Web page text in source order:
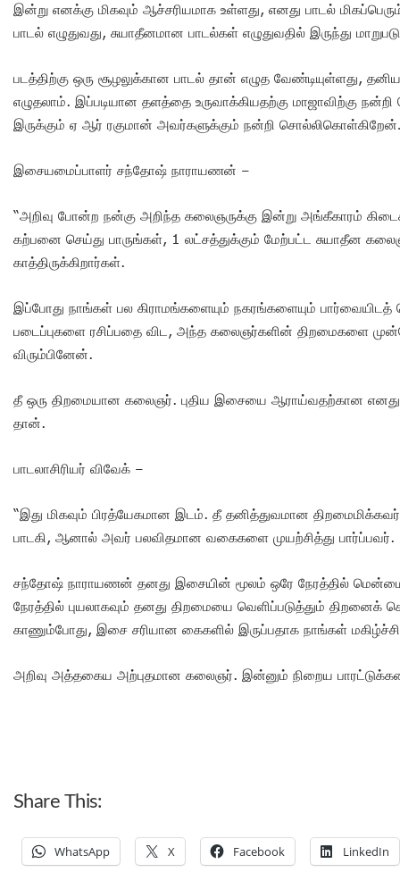
இன்று எனக்கு மிகவும் ஆச்சரியமாக உள்ளது, எனது பாடல்
பாடல் எழுதுவது, சுயாதீனமான பாடல்கள் எழுதுவதில் இருந்து
படத்திற்கு ஒரு சூழலுக்கான பாடல் தான் எழுத வேண்டியுள்ளது,
எழுதலாம். இப்படியான தளத்தை உருவாக்கியதற்கு மாஜாவிற்கு
இருக்கும் ஏ ஆர் ரகுமான் அவர்களுக்கும் நன்றி
இசையமைப்பாளர் சந்தோஷ் நாராயணன் –
“அறிவு போன்ற நன்கு அறிந்த கலைஞருக்கு இன்று அங்கீகாரம்
கற்பனை செய்து பாருங்கள், 1 லட்சத்துக்கும் மேற்பட்ட சுயாதீன
காத்திருக்கிறார்கள்.
இப்போது நாங்கள் பல கிராமங்களையும் நகரங்களையும்
படைப்புகளை ரசிப்பதை விட, அந்த கலைஞர்களின் திறமைகளை
விரும்பினேன்.
தீ ஒரு திறமையான கலைஞர். புதிய இசையை ஆராய்வதற்கான எனது
தான்.
பாடலாசிரியர் விவேக் –
“இது மிகவும் பிரத்யேகமான இடம். தீ தனித்துவமான
பாடகி, ஆனால் அவர் பலவிதமான வகைகளை முயற்சித்து பார்ப்பவர்.
சந்தோஷ் நாராயணன் தனது இசையின் மூலம் ஒரே நேரத்தில்
நேரத்தில் புயலாகவும் தனது திறமையை வெளிப்படுத்தும்
காணும்போது, இசை சரியான கைகளில் இருப்பதாக நாங்கள்
அறிவு அத்தகைய அற்புதமான கலைஞர். இன்னும் நிறைய
Share This:
WhatsApp X Facebook LinkedIn